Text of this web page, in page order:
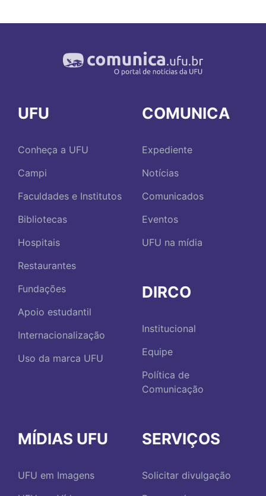
UFU
Conheça a UFU
Campi
Faculdades e Institutos
Bibliotecas
Hospitais
Restaurantes
Fundações
Apoio estudantil
Internacionalização
Uso da marca UFU
COMUNICA
Expediente
Notícias
Comunicados
Eventos
UFU na mídia
DIRCO
Institucional
Equipe
Política de
Comunicação
MÍDIAS UFU
UFU em Imagens
SERVIÇOS
Solicitar divulgação